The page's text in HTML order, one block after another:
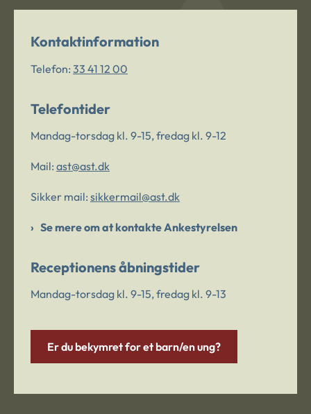
Kontaktinformation
Telefon: 33 41 12 00
Telefontider
Mandag-torsdag kl. 9-15, fredag kl. 9-12
Mail: ast@ast.dk
Sikker mail: sikkermail@ast.dk
Se mere om at kontakte Ankestyrelsen
Receptionens åbningstider
Mandag-torsdag kl. 9-15, fredag kl. 9-13
Er du bekymret for et barn/en ung?